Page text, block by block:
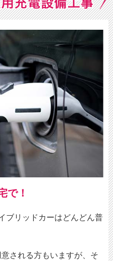
で！
ブリッドカーはどんどん普
される方もいますが、そ